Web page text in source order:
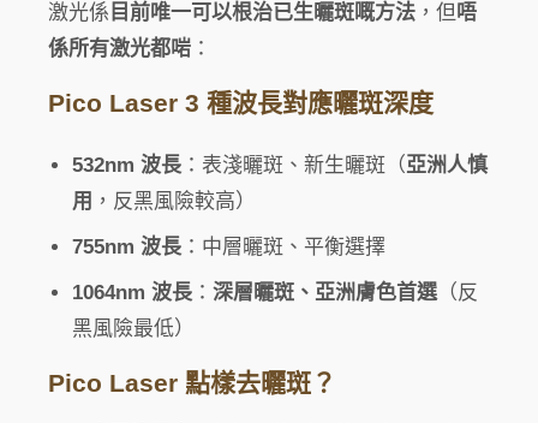
激光係 目前唯一可以根治已生曬斑嘅方法 ，但唔
係所有激光都啱 ：
Pico Laser 3 種波長對應曬斑深度
532nm 波長 ：表淺曬斑、新生曬斑（亞洲人慎
用 ，反黑風險較高）
755nm 波長 ：中層曬斑、平衡選擇
1064nm 波長 ： 深層曬斑、亞洲膚色首選（反
黑風險最低）
Pico Laser 點樣去曬斑？